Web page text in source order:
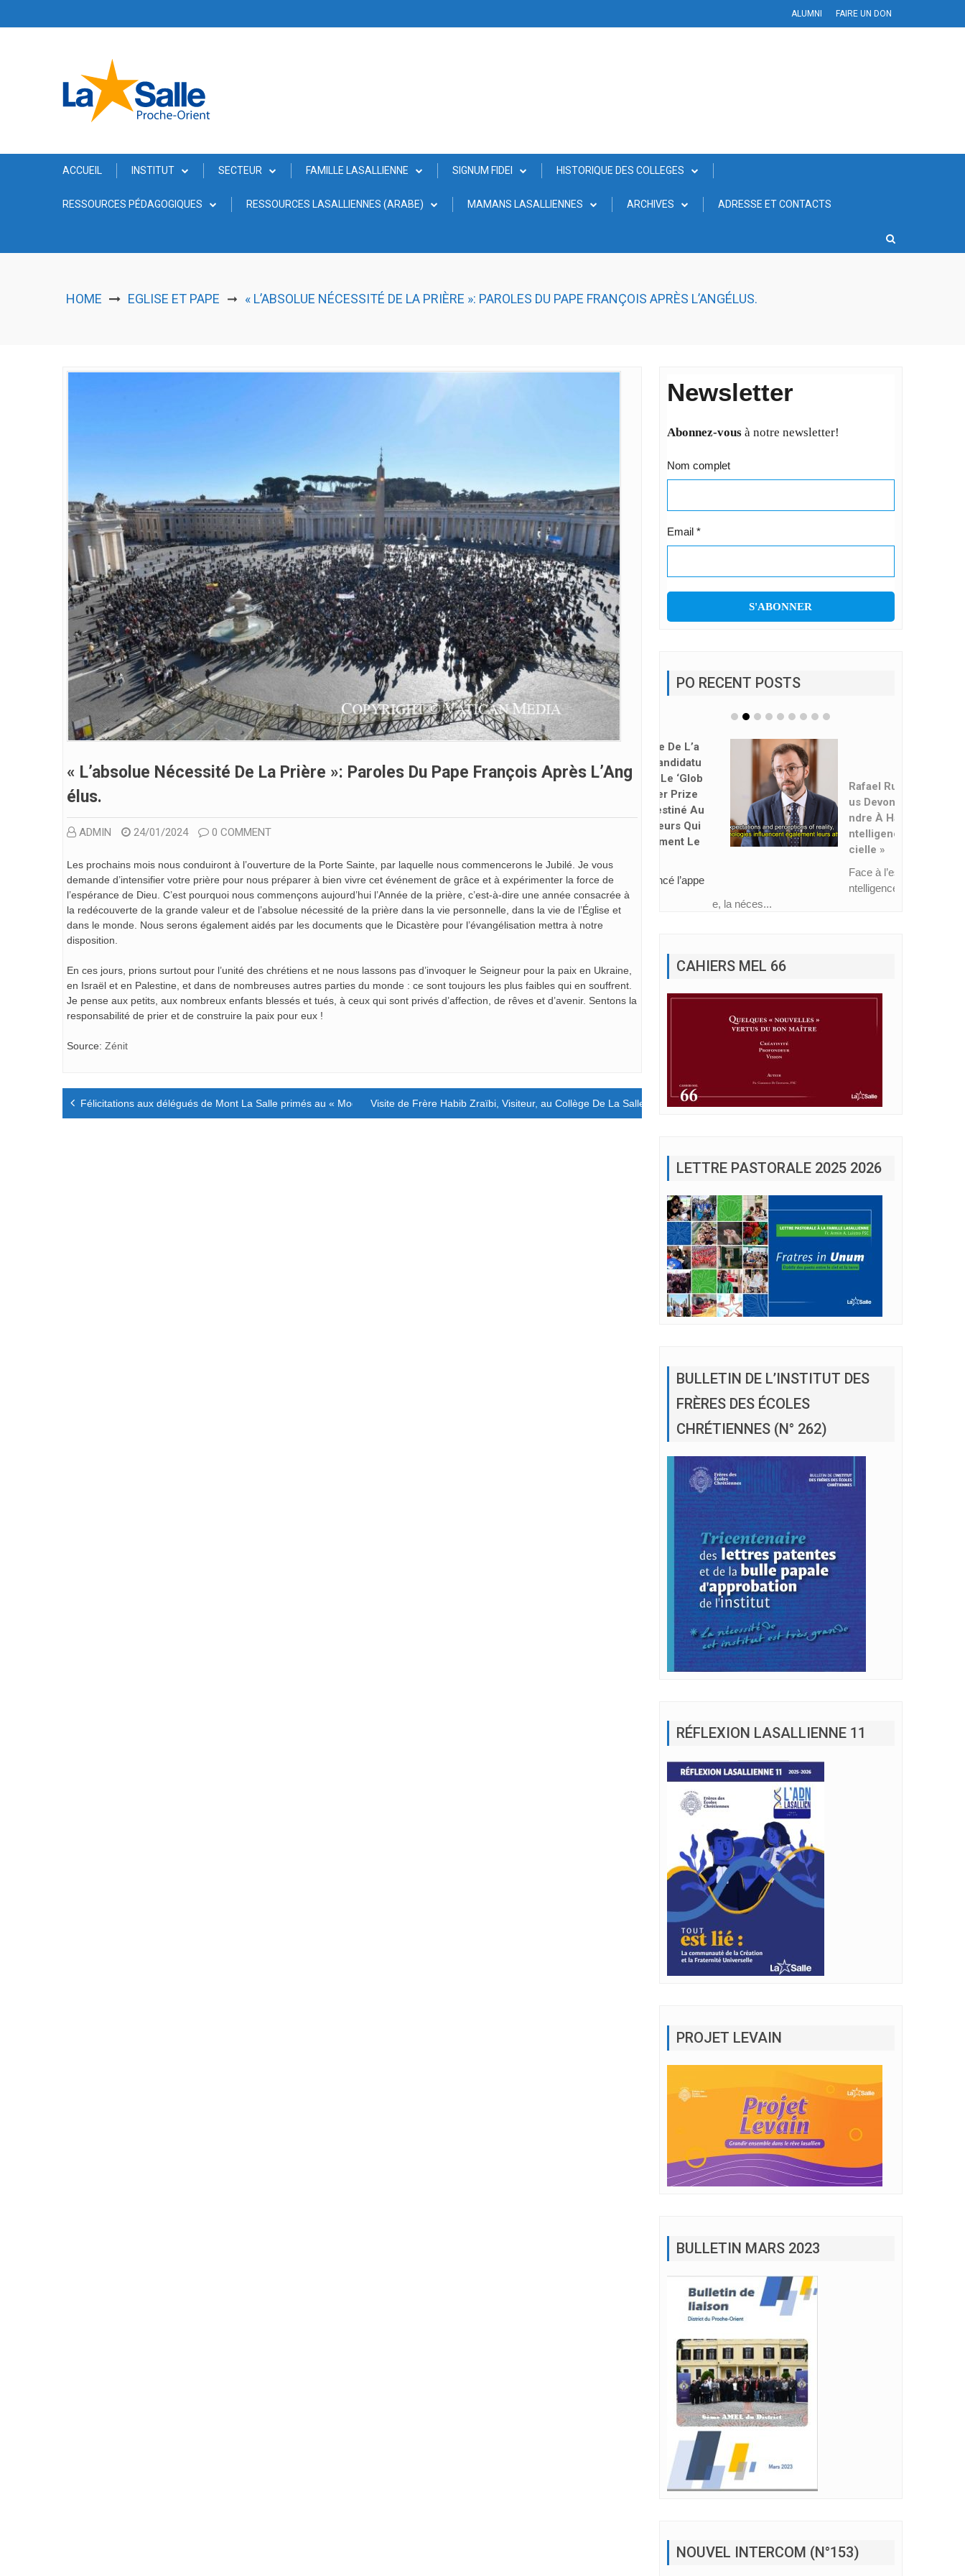
ALUMNI FAIRE UN DON
ACCUEIL INSTITUT SECTEUR FAMILLE LASALLIENNE SIGNUM FIDEI HISTORIQUE DES COLLEGES
RESSOURCES PÉDAGOGIQUES RESSOURCES LASALLIENNES (ARABE) MAMANS LASALLIENNES ARCHIVES ADRESSE ET CONTACTS
HOME EGLISE ET PAPE ➞ « L’ABSOLUE NÉCESSITÉ DE LA PRIÈRE »: PAROLES DU PAPE FRANÇOIS APRÈS L’ANGÉLUS.
« L’absolue Nécessité De La Prière »: Paroles Du Pape François Après L’Ang
Élus.
ADMIN 24/01/2024 0 COMMENT
Les prochains mois nous conduiront à l’ouverture de la Porte Sainte, par laquelle nous commencerons le Jubilé. Je vous
demande d’intensifier votre prière pour nous préparer à bien vivre cet événement de grâce et à expérimenter la force de
l’espérance de Dieu. C’est pourquoi nous commençons aujourd’hui l’Année de la prière, c’est-à-dire une année consacrée à
la redécouverte de la grande valeur et de l’absolue nécessité de la prière dans la vie personnelle, dans la vie de l’Église et
dans le monde. Nous serons également aidés par les documents que le Dicastère pour l’évangélisation mettra à notre
disposition.
En ces jours, prions surtout pour l’unité des chrétiens et ne nous lassons pas d’invoquer le Seigneur pour la paix en Ukraine,
en Israël et en Palestine, et dans de nombreuses autres parties du monde : ce sont toujours les plus faibles qui en souffrent.
Je pense aux petits, aux nombreux enfants blessés et tués, à ceux qui sont privés d’affection, de rêves et d’avenir. Sentons la
responsabilité de prier et de construire la paix pour eux !
Source: Zénit
Navigation
de
Félicitations aux délégués de Mont La Salle primés au « Model European Union »Visite de Frère Habib Zraïbi, Visiteur, au Collège De La Salle Kfaryachite et Clôture de la session de formation du Centre Lasallien
Newsletter
Abonnez-vousà notre newsletter!
Nom complet
Email *
PO RECENT POSTS
Rafael Ruiz : « No
Us Devons Appre
Ndre À Habiter L’i
Ntelligence Artifi
Cielle »
Face à l’essor de l’i
ntelligence artificiell
FRÈRES DES ÉCOLES
CHRÉTIENNES (N° 262)